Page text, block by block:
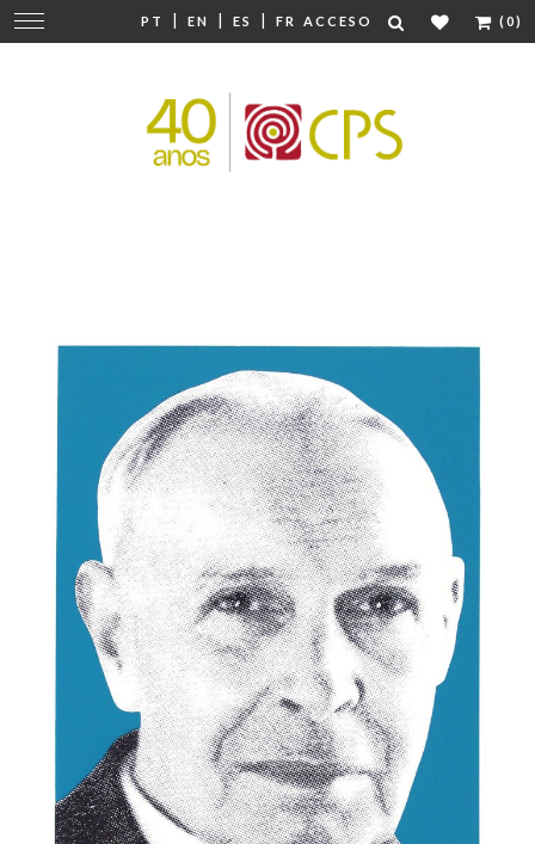
PT | EN | ES | FR ACCESO (0)
Cambiar
navegación